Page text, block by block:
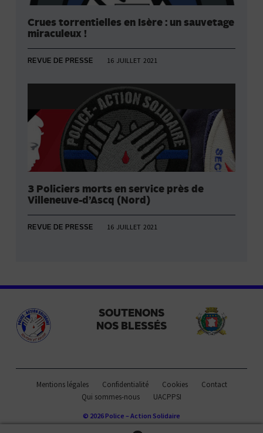
Crues torrentielles en Isère : un sauvetage
miraculeux !
REVUE DE PRESSE 16 JUILLET 2021
3 Policiers morts en service près de
Villeneuve-d’Ascq (Nord)
REVUE DE PRESSE 16 JUILLET 2021
SOUTENONS
NOS BLESSÉS
Mentions légales Confidentialité Cookies
Contact
Qui sommes-nous
UACPPSI
© 2026 Police – Action Solidaire